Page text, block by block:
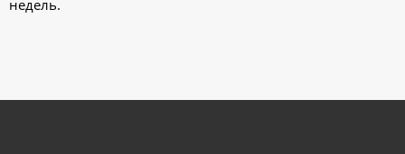
недель.